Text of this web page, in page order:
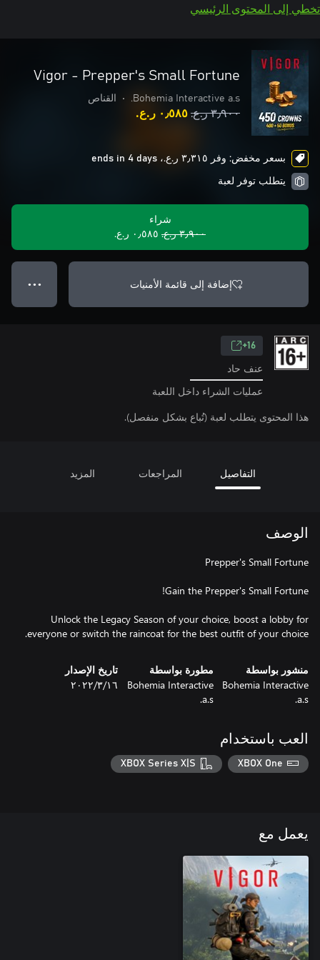
تخطي إلى المحتوى الرئيسي
Vigor - Prepper's Small Fortune
Bohemia Interactive a.s.
• القناص
٣٫٩٠٠ ر.ع.‏ ٠٫٥٨٥ ر.ع.‏
بسعر مخفض: وفر ٣٫٣١٥ ر.ع.‏، ends in 4 days
يتطلب توفر لعبة
شراء
٣٫٩٠٠ ر.ع.‏
٠٫٥٨٥ ر.ع.‏
إضافة إلى قائمة الأمنيات ● ● ●
16+
عنف حاد
عمليات الشراء داخل اللعبة
هذا المحتوى يتطلب لعبة (تُباع بشكل منفصل).
التفاصيل المراجعات المزيد
الوصف
Unlock the Legacy Season of your choice, boost a lobby for
everyone or switch the raincoat for the best outfit of your choice.
منشور بواسطة
Bohemia Interactive
a.s.
مطورة بواسطة
Bohemia Interactive
a.s.
تاريخ الإصدار
١٦‏/٣‏/٢٠٢٢
العب باستخدام
XBOX One
XBOX Series X|S
يعمل مع